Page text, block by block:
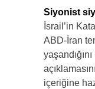
Siyonist
İsrail’in
ABD-İran
içeriğine